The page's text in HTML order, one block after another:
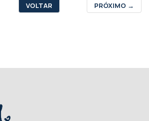
VOLTAR PRÓXIMO →